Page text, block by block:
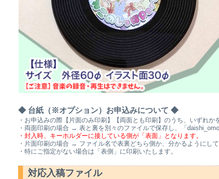
◆ 台紙（※オプション）お申込みについて ◆
・お申込みの際【片面のみ印刷】【両面とも印刷】のうち、いずれか
・両面印刷の場合 → 表と裏を別々のファイルで保存し、「
・封入時、キーホルダーに接している側が「表面」となります。
・片面印刷の場合 → ファイル名で表裏どちら側か、分かるようにし
・特にご指定がない場合は「表側」に印刷いたします。
対応入稿ファイル